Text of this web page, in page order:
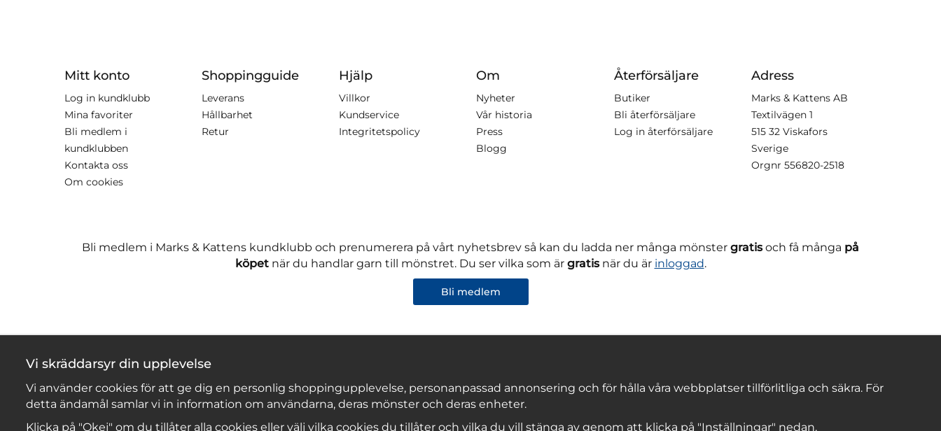
Mitt konto
Log in kundklubb
Mina favoriter
Bli medlem i
kundklubben
Kontakta oss
Om cookies
Shoppingguide
Leverans
Hållbarhet
Retur
Hjälp
Villkor
Kundservice
Integritetspolicy
Om
Nyheter
Vår historia
Press
Blogg
Återförsäljare
Butiker
Bli återförsäljare
Log in återförsäljare
Adress
Marks & Kattens AB
Textilvägen 1
515 32 Viskafors
Sverige
Orgnr 556820-2518
Bli medlem i Marks & Kattens kundklubb och prenumerera på vårt nyhetsbrev så kan du ladda ner många mönster gratisoch få många på
köpetnär du handlar garn till mönstret. Du ser vilka som är gratisnär du är inloggad.
Bli medlem
Copyright © 2026, Marks & Kattens AB
Vi skräddarsyr din upplevelse
Vi använder cookies för att ge dig en personlig shoppingupplevelse, personanpassad annonsering och för hålla våra webbplatser tillförlitliga och säkra. För
detta ändamål samlar vi in information om användarna, deras mönster och deras enheter.
Klicka på "Okej" om du tillåter alla cookies eller välj vilka cookies du tillåter och vilka du vill stänga av genom att klicka på "Inställningar" nedan.